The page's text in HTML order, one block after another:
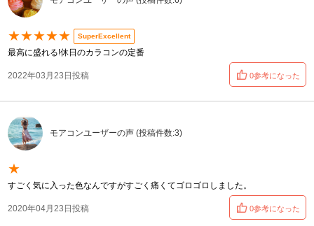
★★★★★ SuperExcellent
最高に盛れる!休日のカラコンの定番
2022年03月23日投稿 0参考になった
モアコンユーザーの声 (投稿件数:3)
★
すごく気に入った色なんですがすごく痛くてゴロゴロしました。
2020年04月23日投稿 0参考になった